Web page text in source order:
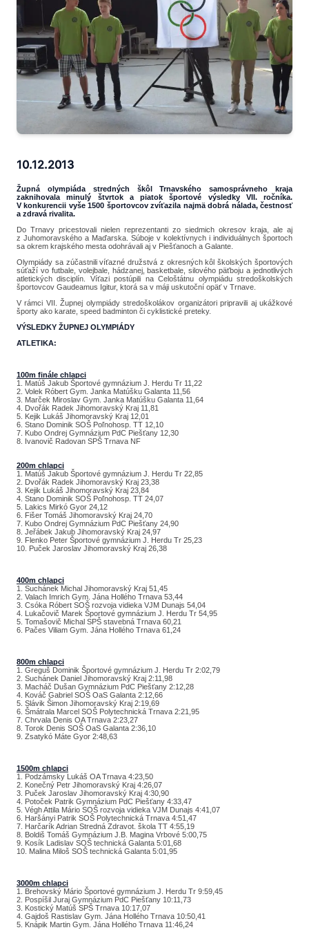
10.12.2013
Župná olympiáda stredných škôl Trnavského samosprávneho kraja
zaknihovala minulý štvrtok a piatok športové výsledky VII. ročníka.
V konkurencii vyše 1500 športovcov zvíťazila najmä dobrá nálada, čestnosť
a zdravá rivalita.
Do Trnavy pricestovali nielen reprezentanti zo siedmich okresov kraja, ale aj
z Juhomoravského a Maďarska. Súboje v kolektívnych i individuálnych športoch
sa okrem krajského mesta odohrávali aj v Piešťanoch a Galante.
Olympiády sa zúčastnili víťazné družstvá z okresných kôl školských športových
súťaží vo futbale, volejbale, hádzanej, basketbale, silového päťboju a jednotlivých
atletických disciplín. Víťazi postúpili na Celoštátnu olympiádu stredoškolských
športovcov Gaudeamus Igitur, ktorá sa v máji uskutoční opäť v Trnave.
V rámci VII. Župnej olympiády stredoškolákov organizátori pripravili aj ukážkové
športy ako karate, speed badminton či cyklistické preteky.
VÝSLEDKY ŽUPNEJ OLYMPIÁDY
ATLETIKA:
100m finále chlapci
1. Matúš Jakub Športové gymnázium J. Herdu Tr 11,22
2. Volek Róbert Gym. Janka Matúšku Galanta 11,56
3. Marček Miroslav Gym. Janka Matúšku Galanta 11,64
4. Dvořák Radek Jihomoravský Kraj 11,81
5. Kejik Lukáš Jihomoravský Kraj 12,01
6. Stano Dominik SOŠ Poľnohosp. TT 12,10
7. Kubo Ondrej Gymnázium PdC Piešťany 12,30
8. Ivanovič Radovan SPŠ Trnava NF
200m chlapci
1. Matúš Jakub Športové gymnázium J. Herdu Tr 22,85
2. Dvořák Radek Jihomoravský Kraj 23,38
3. Kejik Lukáš Jihomoravský Kraj 23,84
4. Stano Dominik SOŠ Poľnohosp. TT 24,07
5. Lakics Mirkó Gyor 24,12
6. Fišer Tomáš Jihomoravský Kraj 24,70
7. Kubo Ondrej Gymnázium PdC Piešťany 24,90
8. Jeřábek Jakub Jihomoravský Kraj 24,97
9. Flenko Peter Športové gymnázium J. Herdu Tr 25,23
10. Puček Jaroslav Jihomoravský Kraj 26,38
400m chlapci
1. Suchánek Michal Jihomoravský Kraj 51,45
2. Valach Imrich Gym. Jána Hollého Trnava 53,44
3. Csóka Róbert SOŠ rozvoja vidieka VJM Dunajs 54,04
4. Lukačovič Marek Športové gymnázium J. Herdu Tr 54,95
5. Tomašovič Michal SPŠ stavebná Trnava 60,21
6. Pačes Viliam Gym. Jána Hollého Trnava 61,24
800m chlapci
1. Greguš Dominik Športové gymnázium J. Herdu Tr 2:02,79
2. Suchánek Daniel Jihomoravský Kraj 2:11,98
3. Macháč Dušan Gymnázium PdC Piešťany 2:12,28
4. Kováč Gabriel SOŠ OaS Galanta 2:12,66
5. Slávik Šimon Jihomoravský Kraj 2:19,69
6. Šmátrala Marcel SOŠ Polytechnická Trnava 2:21,95
7. Chrvala Denis OA Trnava 2:23,27
8. Torok Denis SOŠ OaS Galanta 2:36,10
9. Zsatykó Máte Gyor 2:48,63
1500m chlapci
1. Podzámsky Lukáš OA Trnava 4:23,50
2. Konečný Petr Jihomoravský Kraj 4:26,07
3. Puček Jaroslav Jihomoravský Kraj 4:30,90
4. Potoček Patrik Gymnázium PdC Piešťany 4:33,47
5. Végh Attila Mário SOŠ rozvoja vidieka VJM Dunajs 4:41,07
6. Haršányi Patrik SOŠ Polytechnická Trnava 4:51,47
7. Harčarík Adrian Stredná Zdravot. škola TT 4:55,19
8. Boldiš Tomáš Gymnázium J.B. Magina Vrbové 5:00,75
9. Kosík Ladislav SOŠ technická Galanta 5:01,68
10. Malina Miloš SOŠ technická Galanta 5:01,95
3000m chlapci
1. Brehovský Mário Športové gymnázium J. Herdu Tr 9:59,45
2. Pospíšil Juraj Gymnázium PdC Piešťany 10:11,73
3. Kostický Matúš SPŠ Trnava 10:17,07
4. Gajdoš Rastislav Gym. Jána Hollého Trnava 10:50,41
5. Knápik Martin Gym. Jána Hollého Trnava 11:46,24